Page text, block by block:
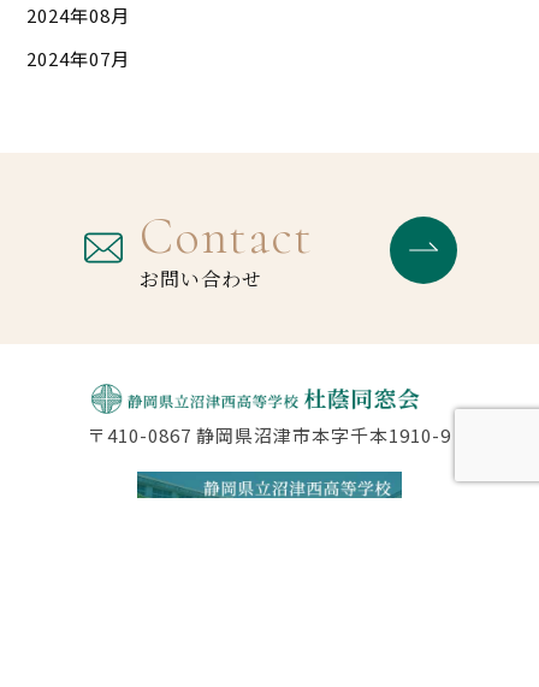
2024年08月
2024年07月
Contact
お問い合わせ
〒410-0867 静岡県沼津市本字千本1910-9